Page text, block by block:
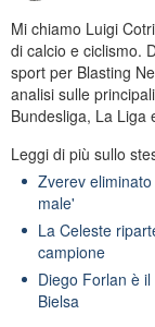
Mi chiamo Luigi
di calcio e ciclismo.
sport per Blasting
analisi sulle
Bundesliga, La Liga
Leggi di più sullo
Zverev
male'
La Celeste
campione
Diego Forlan è
Bielsa